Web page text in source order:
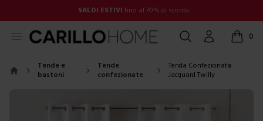
SALDI ESTIVI fino al 70% di sconto
Open menu Cerca Account 0
items
Tende e
bastoni
Tende
confezionate
Tenda Confezionata
Jacquard Twilly